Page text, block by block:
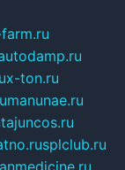
x-ton.ru
manunae.ru
tajuncos.ru
splclub.ru